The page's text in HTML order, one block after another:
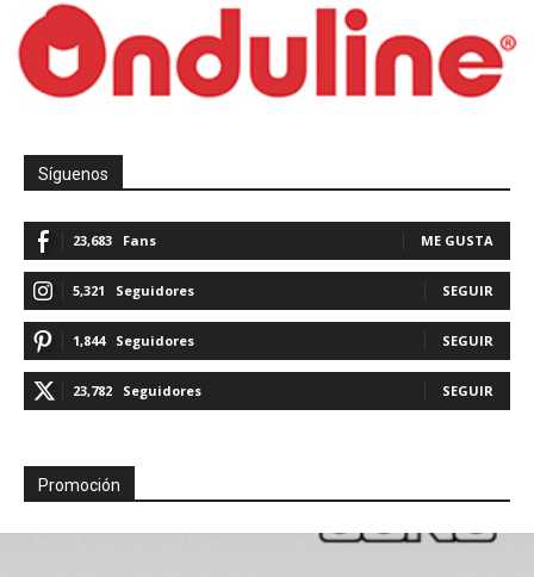
Síguenos
23,683 Fans ME GUSTA
5,321 Seguidores SEGUIR
1,844 Seguidores SEGUIR
23,782 Seguidores SEGUIR
Promoción